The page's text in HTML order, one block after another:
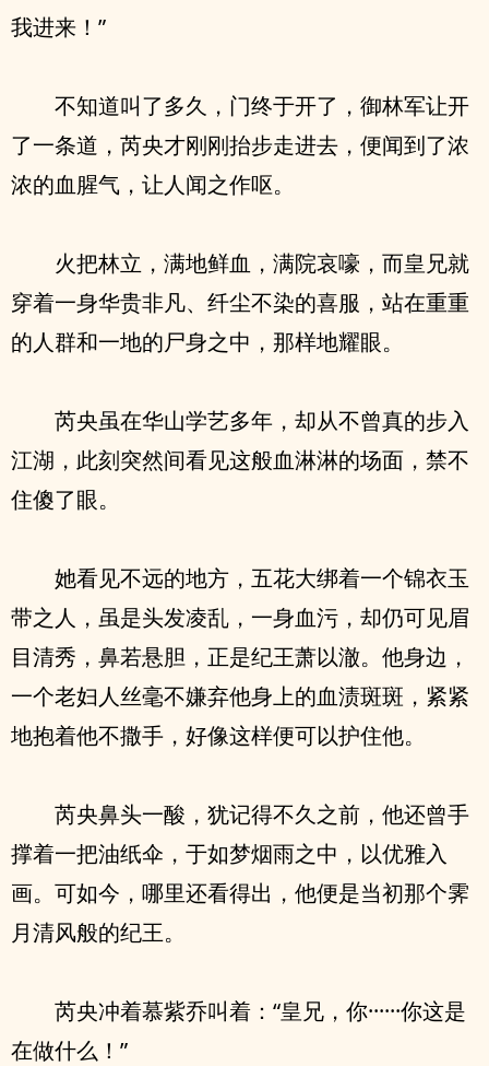
我进来！”
不知道叫了多久，门终于开了，御林军让开
了一条道，芮央才刚刚抬步走进去，便闻到了浓
浓的血腥气，让人闻之作呕。
火把林立，满地鲜血，满院哀嚎，而皇兄就
穿着一身华贵非凡、纤尘不染的喜服，站在重重
的人群和一地的尸身之中，那样地耀眼。
芮央虽在华山学艺多年，却从不曾真的步入
江湖，此刻突然间看见这般血淋淋的场面，禁不
住傻了眼。
她看见不远的地方，五花大绑着一个锦衣玉
带之人，虽是头发凌乱，一身血污，却仍可见眉
目清秀，鼻若悬胆，正是纪王萧以澈。他身边，
一个老妇人丝毫不嫌弃他身上的血渍斑斑，紧紧
地抱着他不撒手，好像这样便可以护住他。
芮央鼻头一酸，犹记得不久之前，他还曾手
撑着一把油纸伞，于如梦烟雨之中，以优雅入
画。可如今，哪里还看得出，他便是当初那个霁
月清风般的纪王。
芮央冲着慕紫乔叫着：“皇兄，你······你这是
在做什么！”